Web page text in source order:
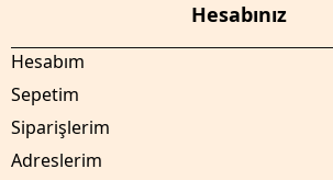
Hesabınız
Hesabım
Sepetim
Siparişlerim
Adreslerim